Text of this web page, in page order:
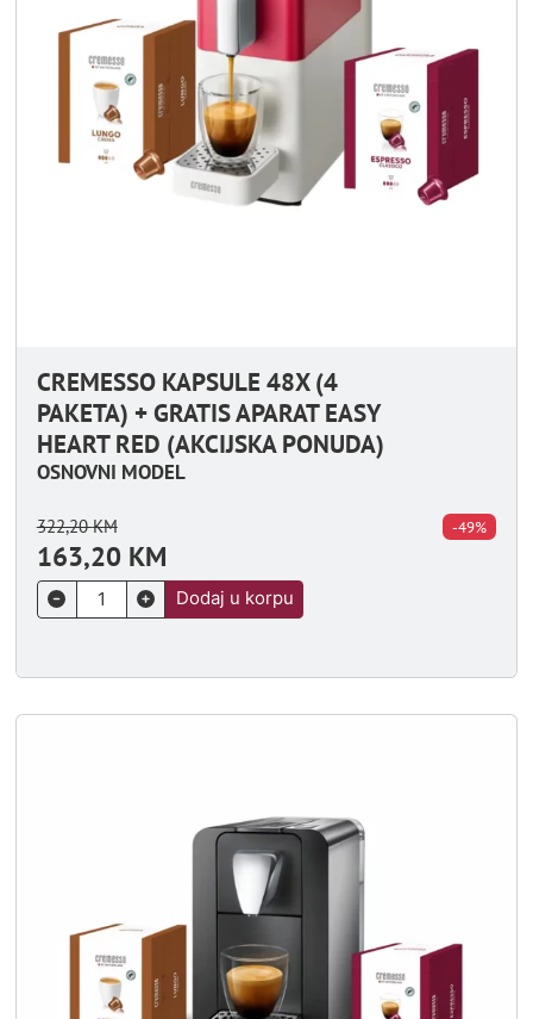
CREMESSO KAPSULE 48X (4
PAKETA) + GRATIS APARAT EASY
HEART RED (AKCIJSKA PONUDA)
OSNOVNI MODEL
322,20KM
163,20 KM
-49%
Dodaj u korpu